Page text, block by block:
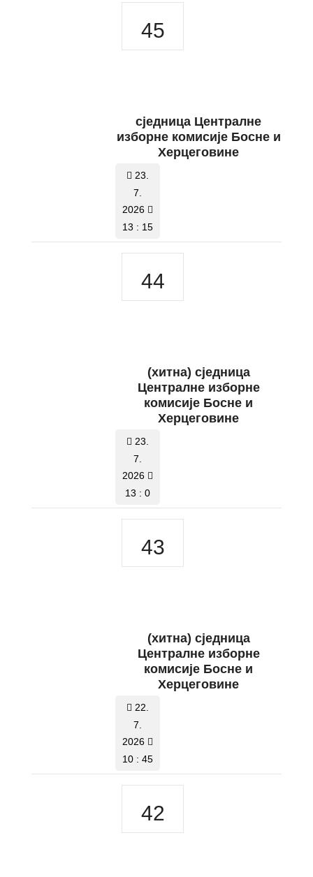
45
сједница Централне
изборне комисије Босне и
Херцеговине
23.
7.
2026
13 : 15
44
(хитна) сједница
Централне изборне
комисије Босне и
Херцеговине
23.
7.
2026
13 : 0
43
(хитна) сједница
Централне изборне
комисије Босне и
Херцеговине
22.
7.
2026
10 : 45
42